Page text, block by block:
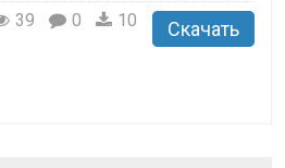
39
0 10 Скачать